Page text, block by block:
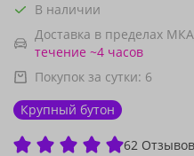
В наличии
Доставка в пределах
течение ~4 часов
Покупок за сутки: 6
Крупный бутон
62